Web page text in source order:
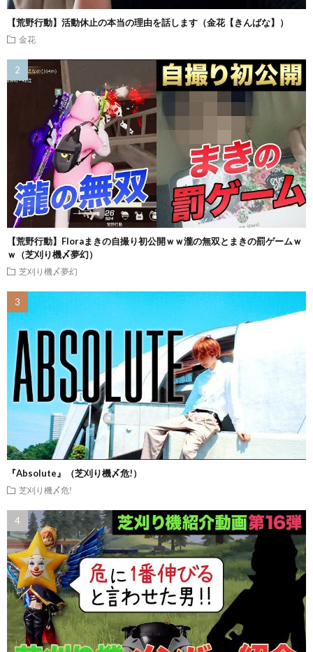
【荒野行動】活動休止の本当の理由を話します（金花【きんばな】）
金花
【荒野行動】Floraまきの自撮り初公開ｗｗ瀧の無双とまきの罰ゲームｗ
ｗ（芝刈り機〆夢幻）
芝刈り機〆夢幻
『Absolute』（芝刈り機〆危!）
芝刈り機〆危!